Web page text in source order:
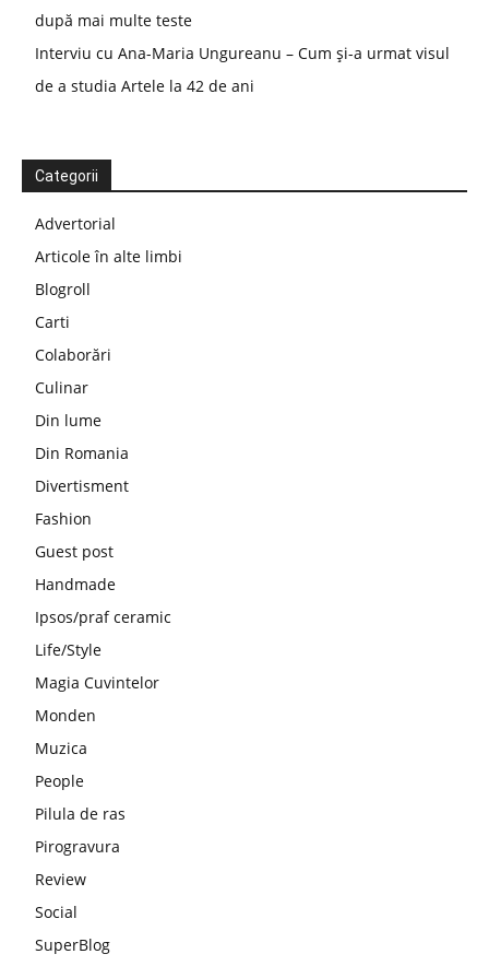
după mai multe teste
Interviu cu Ana-Maria Ungureanu – Cum și-a urmat visul
de a studia Artele la 42 de ani
Categorii
Advertorial
Articole în alte limbi
Blogroll
Carti
Colaborări
Culinar
Din lume
Din Romania
Divertisment
Fashion
Guest post
Handmade
Ipsos/praf ceramic
Life/Style
Magia Cuvintelor
Monden
Muzica
People
Pilula de ras
Pirogravura
Review
Social
SuperBlog